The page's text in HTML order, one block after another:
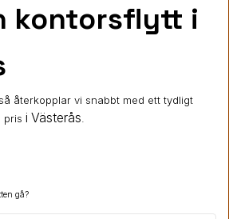
kontorsflytt i
återkopplar vi snabbt med ett tydligt
pris i Västerås
gå?